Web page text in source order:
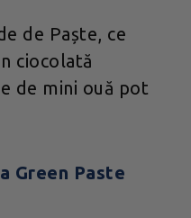
de Paște, ce
ciocolată
de mini ouă pot
Green Paste